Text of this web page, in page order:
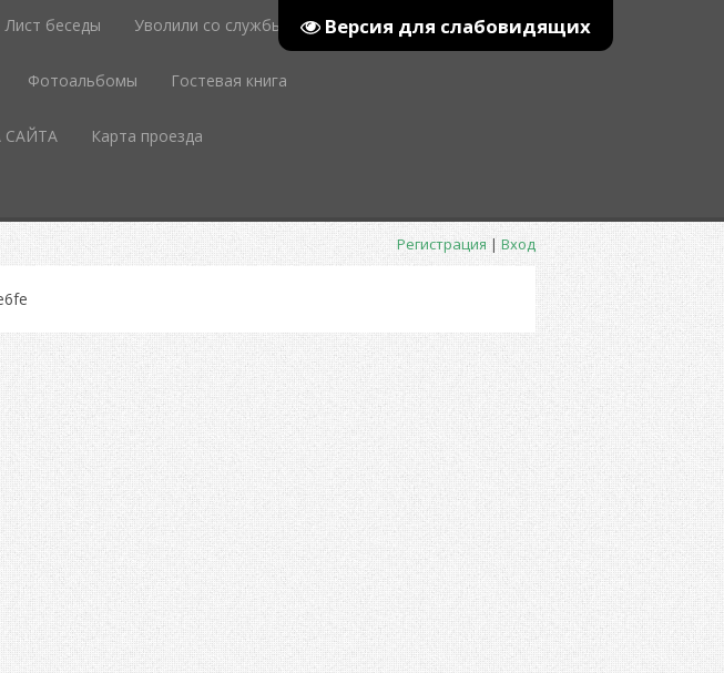
Версия для слабовидящих
Лист беседы Уволили со службы
Фотоальбомы Гостевая книга
САЙТА Карта проезда
Регистрация|Вход